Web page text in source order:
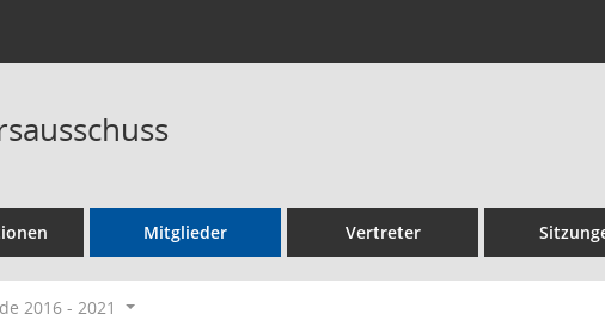
Mitglieder Vertreter
2016 - 2021